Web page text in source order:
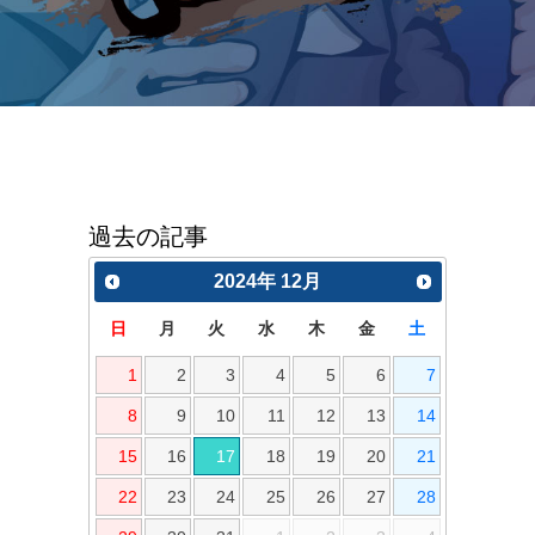
過去の記事
2024年 12月
日 月 火 水 木 金 土
1 2 3 4 5 6 7
8 9 10 11 12 13 14
15 16 17 18 19 20 21
22 23 24 25 26 27 28